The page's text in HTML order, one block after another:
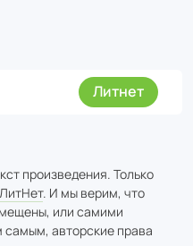
Литнет
произведения. Только
ЛитНет. И мы верим, что
или самими
самым, авторские права